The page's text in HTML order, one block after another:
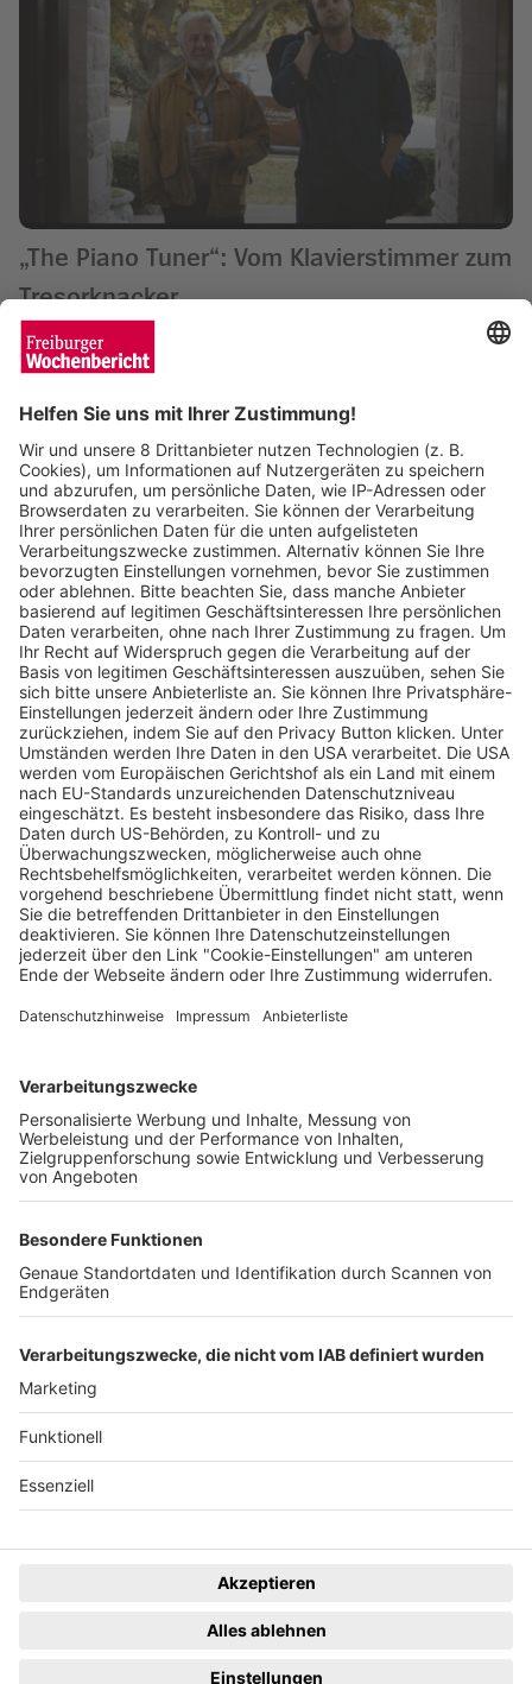
„The Piano Tuner“: Vom Klavierstimmer zum
Tresorknacker
Mitarbeiter der Freiburger Stadtreinigung
im Dienst von E-Scooter-Fahrer brutal
attackiert
Wochenbericht 19.07.2024
Freiburger Wochenbericht
Der Wochenbericht
wurde zum 31. Juli 2026
eingestellt.
News
Lokales
Sport
Ein Unternehmen der